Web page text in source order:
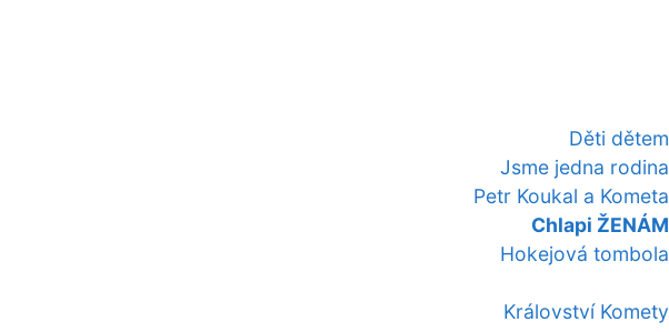
Děti dětem
Jsme jedna rodina
Petr Koukal a Kometa
Chlapi ŽENÁM
Hokejová tombola
Království Komety